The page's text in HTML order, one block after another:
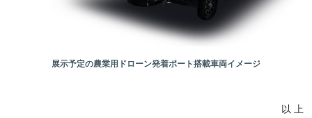
展示予定の農業用ドローン発着ポート搭載車両イメージ
以 上